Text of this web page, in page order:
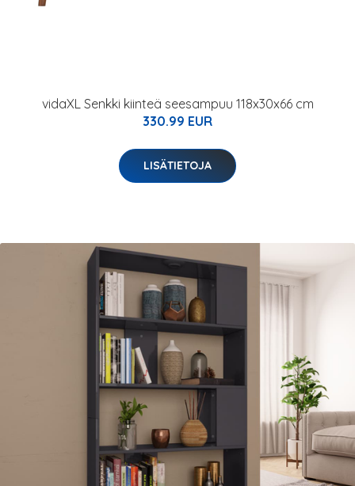
vidaXL Senkki kiinteä seesampuu 118x30x66 cm
330.99 EUR
LISÄTIETOJA